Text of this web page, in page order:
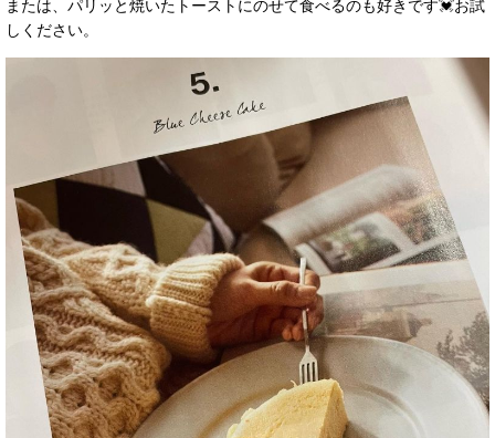
または、パリッと焼いたトーストにのせて食べるのも好きです💓お試
しください。